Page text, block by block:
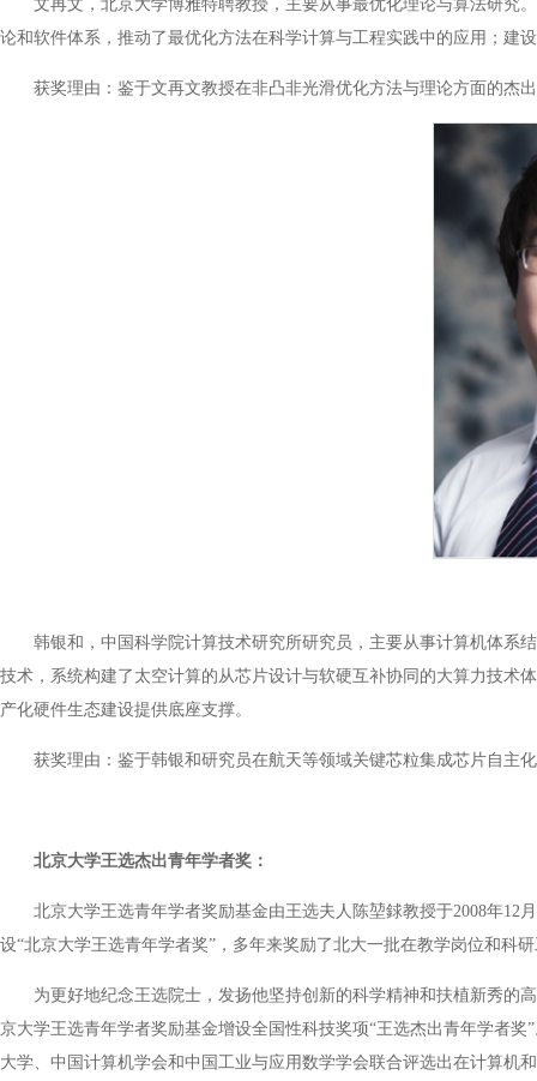
文再文，北京大学博雅特聘教授，主要从事最优化理论与算法研究
论和软件体系，推动了最优化方法在科学计算与工程实践中的应用；建
获奖理由：鉴于文再文教授在非凸非光滑优化方法与理论方面的杰
韩银和，中国科学院计算技术研究所研究员，主要从事计算机体系
技术，系统构建了太空计算的从芯片设计与软硬互补协同的大算力技术
产化硬件生态建设提供底座支撑。
获奖理由：鉴于韩银和研究员在航天等领域关键芯粒集成芯片自主
北京大学王选杰出青年学者奖：
北京大学王选青年学者奖励基金由王选夫人陈堃銶教授于2008年
设“北京大学王选青年学者奖”，多年来奖励了北大一批在教学岗位和科
为更好地纪念王选院士，发扬他坚持创新的科学精神和扶植新秀的
京大学王选青年学者奖励基金增设全国性科技奖项“王选杰出青年学者
大学、中国计算机学会和中国工业与应用数学学会联合评选出在计算机